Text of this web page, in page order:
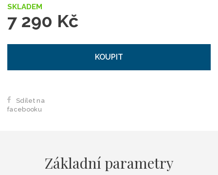
SKLADEM
7 290 Kč
KOUPIT
Sdílet na
facebooku
Základní parametry